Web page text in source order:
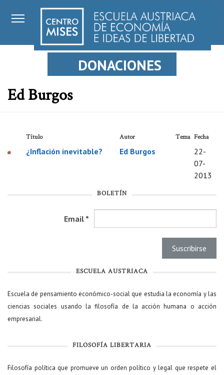
DONACIONES
Ed Burgos
Título Autor Tema Fecha
¿Inflación inevitable? Ed Burgos
22-
07-
2013
BOLETÍN
Email *
ESCUELA AUSTRIACA
Escuela de pensamiento económico-social que estudia la economía y las
ciencias sociales usando la filosofía de la acción humana o acción
empresarial.
FILOSOFÍA LIBERTARIA
Filosofía política que promueve un orden político y legal que respete el